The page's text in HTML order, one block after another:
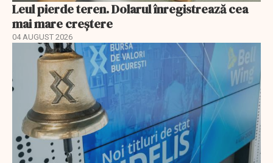
Leul pierde teren. Dolarul înregistrează cea
mai mare creștere
04 AUGUST 2026